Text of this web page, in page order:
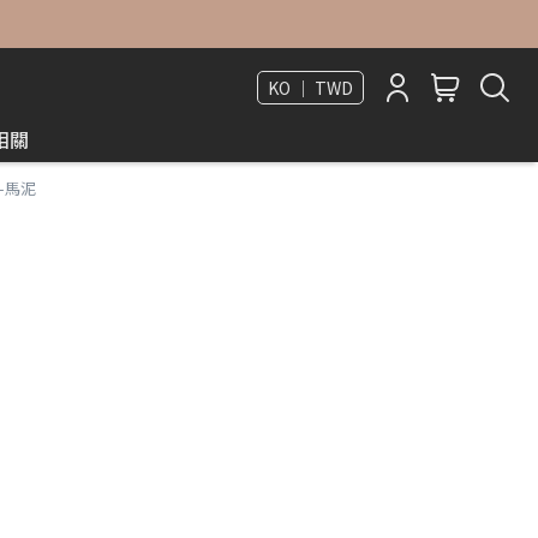
KO ｜ TWD
關
泥